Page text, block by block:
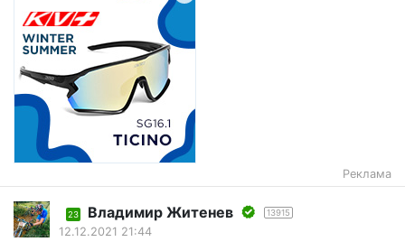
Реклама
23 Владимир Житенев 13915
12.12.2021 21:44